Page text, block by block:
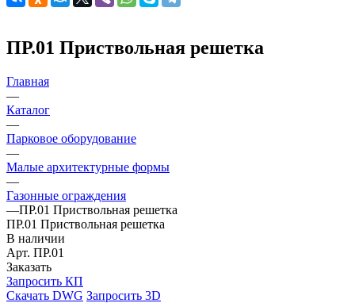
ПР.01 Приствольная решетка
Главная
—
Каталог
—
Парковое оборудование
—
Малые архитектурные формы
—
Газонные ограждения
—ПР.01 Приствольная решетка
ПР.01 Приствольная решетка
В наличии
Арт. ПР.01
Заказать
Запросить КП
Скачать DWG Запросить 3D